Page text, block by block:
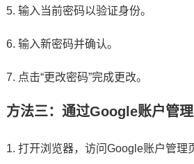
5. 输入当前密码以验证身份。
6. 输入新密码并确认。
7. 点击“更改密码”完成更改。
方法三：通过Google账户管
1. 打开浏览器，访问Google账户管理